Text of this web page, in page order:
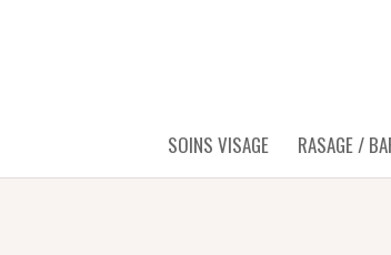
SOINS VISAGE RASAGE /